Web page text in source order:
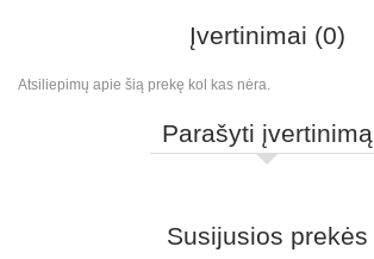
Įvertinimai (0)
Atsiliepimų apie šią prekę kol kas nėra.
Parašyti įvertinimą
Susijusios prekės